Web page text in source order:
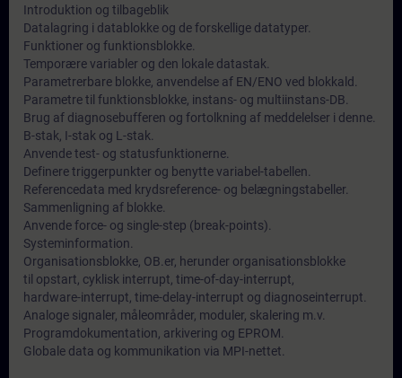
Introduktion og tilbageblik
Datalagring i datablokke og de forskellige datatyper.
Funktioner og funktionsblokke.
Temporære variabler og den lokale datastak.
Parametrerbare blokke, anvendelse af EN/ENO ved blokkald.
Parametre til funktionsblokke, instans- og multiinstans-DB.
Brug af diagnosebufferen og fortolkning af meddelelser i denne.
B-stak, I-stak og L-stak.
Anvende test- og statusfunktionerne.
Definere triggerpunkter og benytte variabel-tabellen.
Referencedata med krydsreference- og belægningstabeller.
Sammenligning af blokke.
Anvende force- og single-step (break-points).
Systeminformation.
Organisationsblokke, OB.er, herunder organisationsblokke
til opstart, cyklisk interrupt, time-of-day-interrupt,
hardware-interrupt, time-delay-interrupt og diagnoseinterrupt.
Analoge signaler, måleområder, moduler, skalering m.v.
Programdokumentation, arkivering og EPROM.
Globale data og kommunikation via MPI-nettet.